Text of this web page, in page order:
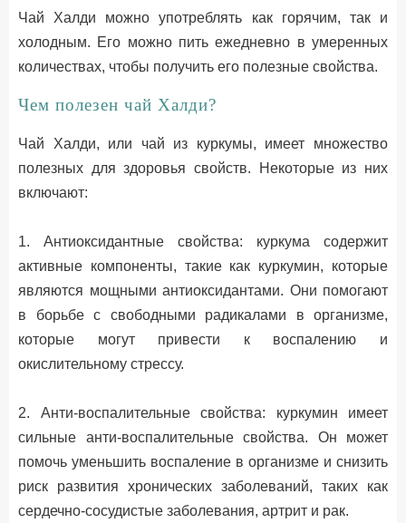
Чай Халди можно употреблять как горячим, так и
холодным. Его можно пить ежедневно в умеренных
количествах, чтобы получить его полезные свойства.
Чем полезен чай Халди?
Чай Халди, или чай из куркумы, имеет множество
полезных для здоровья свойств. Некоторые из них
включают:
1. Антиоксидантные свойства: куркума содержит
активные компоненты, такие как куркумин, которые
являются мощными антиоксидантами. Они помогают
в борьбе с свободными радикалами в организме,
которые могут привести к воспалению и
окислительному стрессу.
2. Анти-воспалительные свойства: куркумин имеет
сильные анти-воспалительные свойства. Он может
помочь уменьшить воспаление в организме и снизить
риск развития хронических заболеваний, таких как
сердечно-сосудистые заболевания, артрит и рак.